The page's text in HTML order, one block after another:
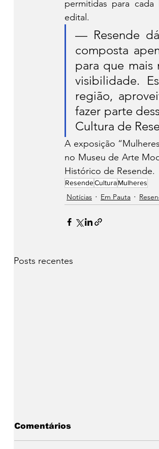
permitidas para
edital.
— Resende
composta
para que mais
visibilidade.
região,
fazer parte
Cultura de
A exposição
no Museu de Arte
Histórico de Resende.
ResendeCulturaMulheres
Notícias Em Pauta
Posts recentes
Comentários